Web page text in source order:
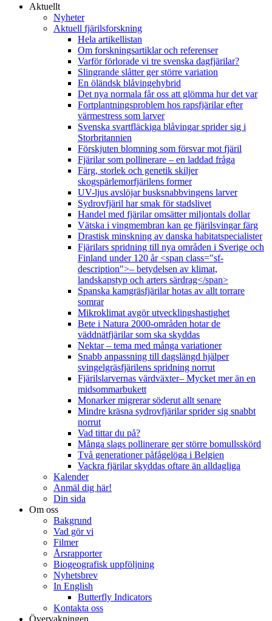
Aktuellt
Nyheter
Aktuell fjärilsforskning
Hela artikellistan
Om forskningsartiklar och referenser
Varför förlorade vi tre svenska dagfjärilar?
Slingrande slåtter ger större variation
En öländsk blåvingehybrid
Det nya normala får oss att glömma hur det var
Fortplantningsproblem hos rapsfjärilar efter
värmestress som larver
Svenska svartfläckiga blåvingar sprider sig i
Storbritannien
Förskjuten blomning som försvar mot fjäril
Fjärilar som pollinerare – en laddad fråga
Färg, storlek och genetik skiljer
skogspärlemorfjärilens former
UV-ljus avslöjar busksnabbvingens larver
Sydrovfjäril har smak för stadslivet
Handel med fjärilar omsätter miljontals dollar
Vätska i vingmembran kan ge fjärilsvingar färg
Drastisk minskning av danska habitatspecialister
Fjärilars spridning till nya områden i Sverige och
Finland under 120 år <span class="sf-
description">– betydelsen av klimat,
landskapstyp och arters särdrag</span>
Spanska kamgräsfjärilar hotas av allt torrare
somrar
Mikroklimat avgör utvecklingshastighet
Bete i Natura 2000-områden hotar de
väddnätfjärilar som ska skyddas
Nektar – tema med många variationer
Snabb anpassning till dagslängd hjälper
svingelgräsfjärilens spridning norrut
Fjärilslarvernas värdväxter– Mycket mer än en
midsommarbukett
Monarker migrerar söderut allt senare
Mindre kräsna sydrovfjärilar sprider sig snabbt
norrut
Vad tittar du på?
Många slags pollinerare ger större bomullsskörd
Två generationer påfågelöga i Belgien
Vackra fjärilar skyddas oftare än alldagliga
Kalender
Anmäl dig här!
Din sida
Om oss
Bakgrund
Vad gör vi
Filmer
Årsrapporter
Biogeografisk uppföljning
Nyhetsbrev
In English
Butterfly Indicators
Kontakta oss
Övervakningen